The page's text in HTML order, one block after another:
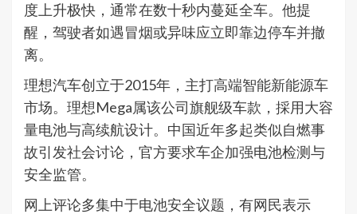
度上升极快，通常在数十秒内蔓延全车。他提
醒，驾驶者如遇冒烟或异味应立即靠边停车并撤
离。
理想汽车创立于2015年，主打高端智能新能源车
市场。理想Mega属该公司旗舰级车款，採用大容
量电池与高续航设计。中国近年多起类似自燃事
故引发社会讨论，官方要求车企加强电池检测与
安全监管。
网上评论多集中于电池安全议题，有网民表示